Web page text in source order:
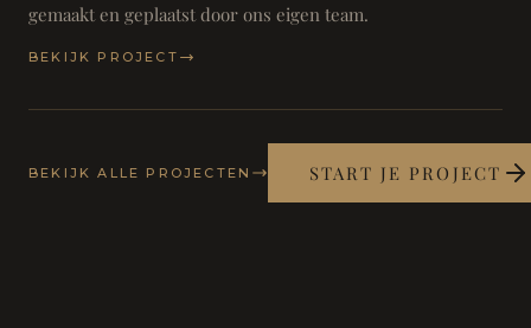
gemaakt en geplaatst door ons eigen team.
BEKIJK PROJECT
BEKIJK ALLE PROJECTEN START JE PROJECT